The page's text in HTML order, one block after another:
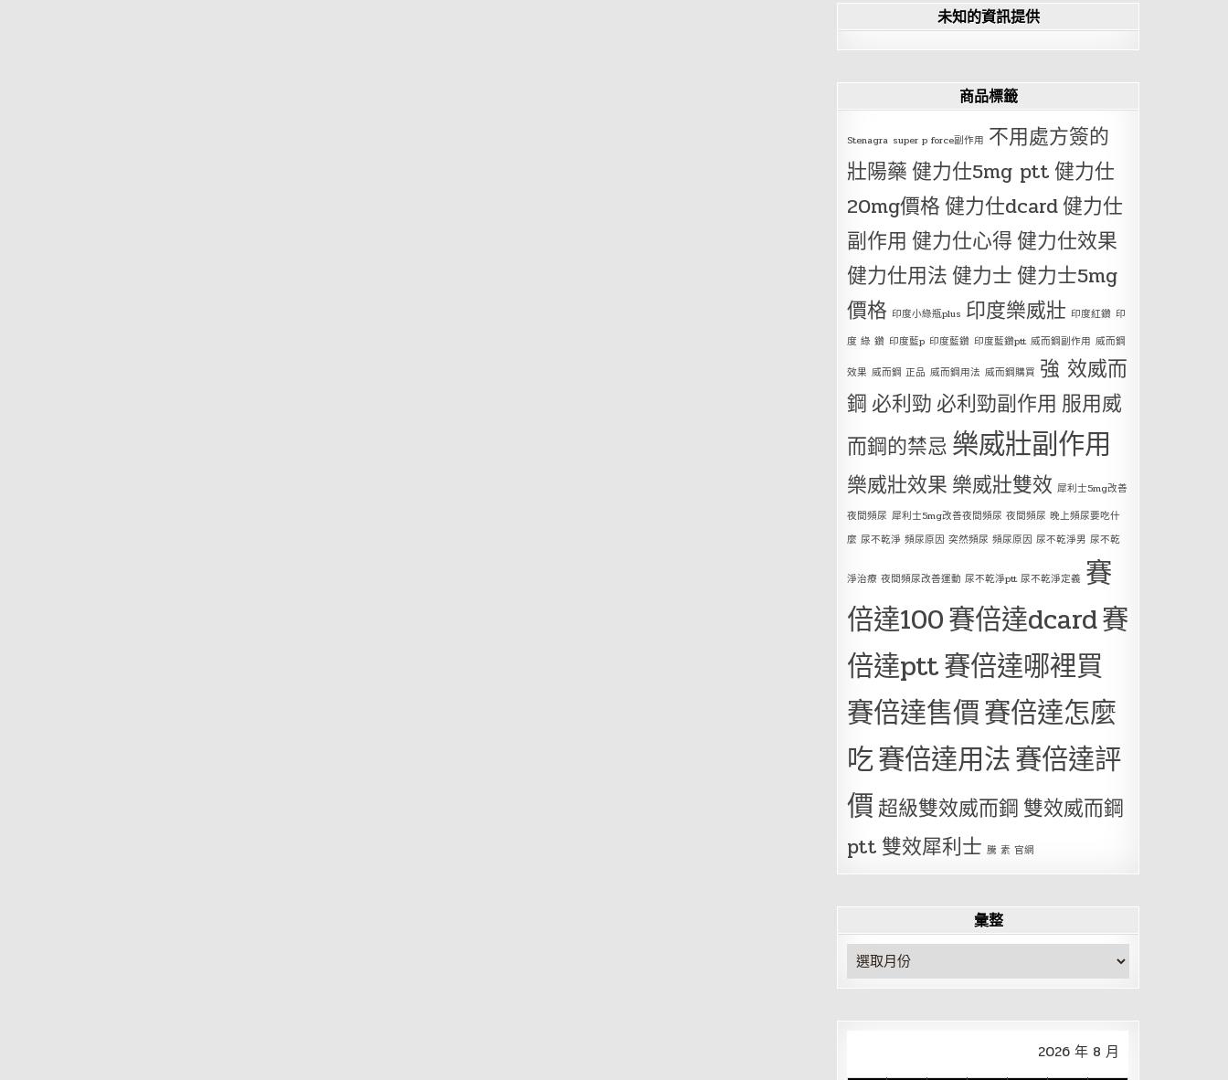
未知的資訊提供
商品標籤
Stenagra super p force副作用 不用處方簽的
壯陽藥健力仕5mg ptt健力仕
20mg價格健力仕dcard健力仕
副作用 健力仕心得健力仕效果
健力仕用法健力士健力士5mg
價格 印度小綠瓶plus 印度樂威壯 印度紅鑽 印
度 綠 鑽 印度藍p 印度藍鑽 印度藍鑽ptt 威而鋼副作用 威而鋼
效果 威而鋼 正品 威而鋼用法 威而鋼購買 強 效威而
鋼 必利勁 必利勁副作用 服用威
而鋼的禁忌 樂威壯副作用
樂威壯效果 樂威壯雙效 犀利士5mg改善
夜間頻尿 犀利士5mg改善夜間頻尿 夜間頻尿 晚上頻尿要吃什
麼 尿不乾淨 頻尿原因 突然頻尿 頻尿原因 尿不乾淨男 尿不乾
淨治療 夜間頻尿改善運動 尿不乾淨ptt 尿不乾淨定義 賽
倍達100賽倍達dcard賽
倍達ptt賽倍達哪裡買
賽倍達售價賽倍達怎麼
吃賽倍達用法賽倍達評
價超級雙效威而鋼 雙效威而鋼
ptt 雙效犀利士 騰 素 官網
彙整
彙
整
2026 年 8 月